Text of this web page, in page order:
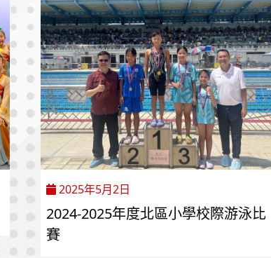
2025年5月2日
2024-2025年度北區小學校際游泳比
賽